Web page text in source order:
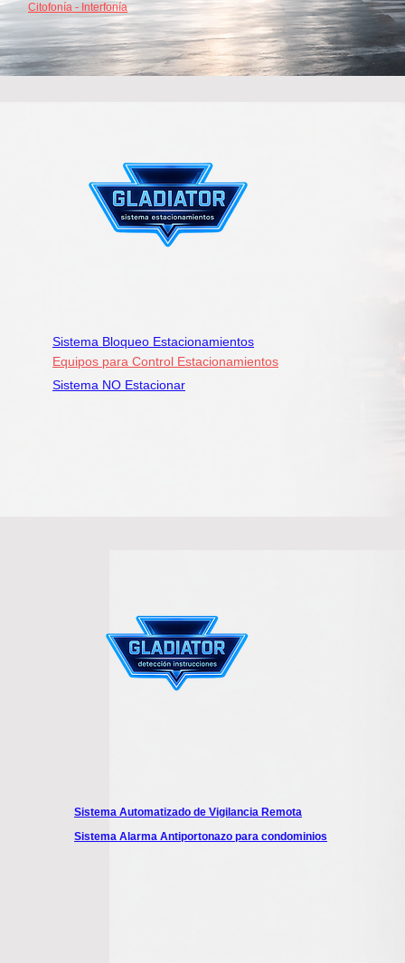
Citofonía - Interfonía
Sistema NO Estacionar
Equipos para Control Estacionamientos
Sistema Bloqueo Estacionamientos
Sistema Automatizado de Vigilancia Remota
Sistema Alarma Antiportonazo para condominios